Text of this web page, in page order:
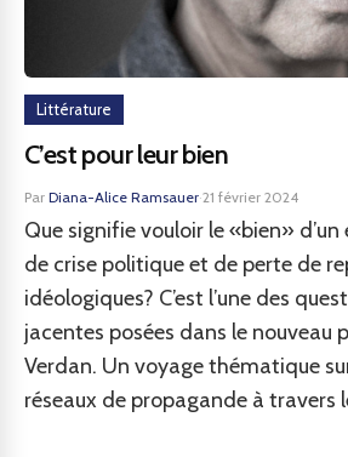
Littérature
C’est pour leur bien
Par Diana-Alice Ramsauer·21 février 2024
Que signifie vouloir le «bien»
de crise politique et de perte de
idéologiques? C’est l’une des
jacentes posées dans le nouveau
Verdan. Un voyage thématique
réseaux de propagande à travers